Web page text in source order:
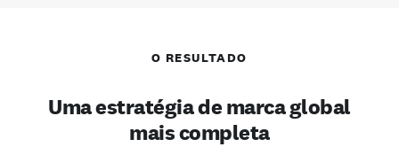
O RESULTADO
Uma estratégia de marca global
mais completa